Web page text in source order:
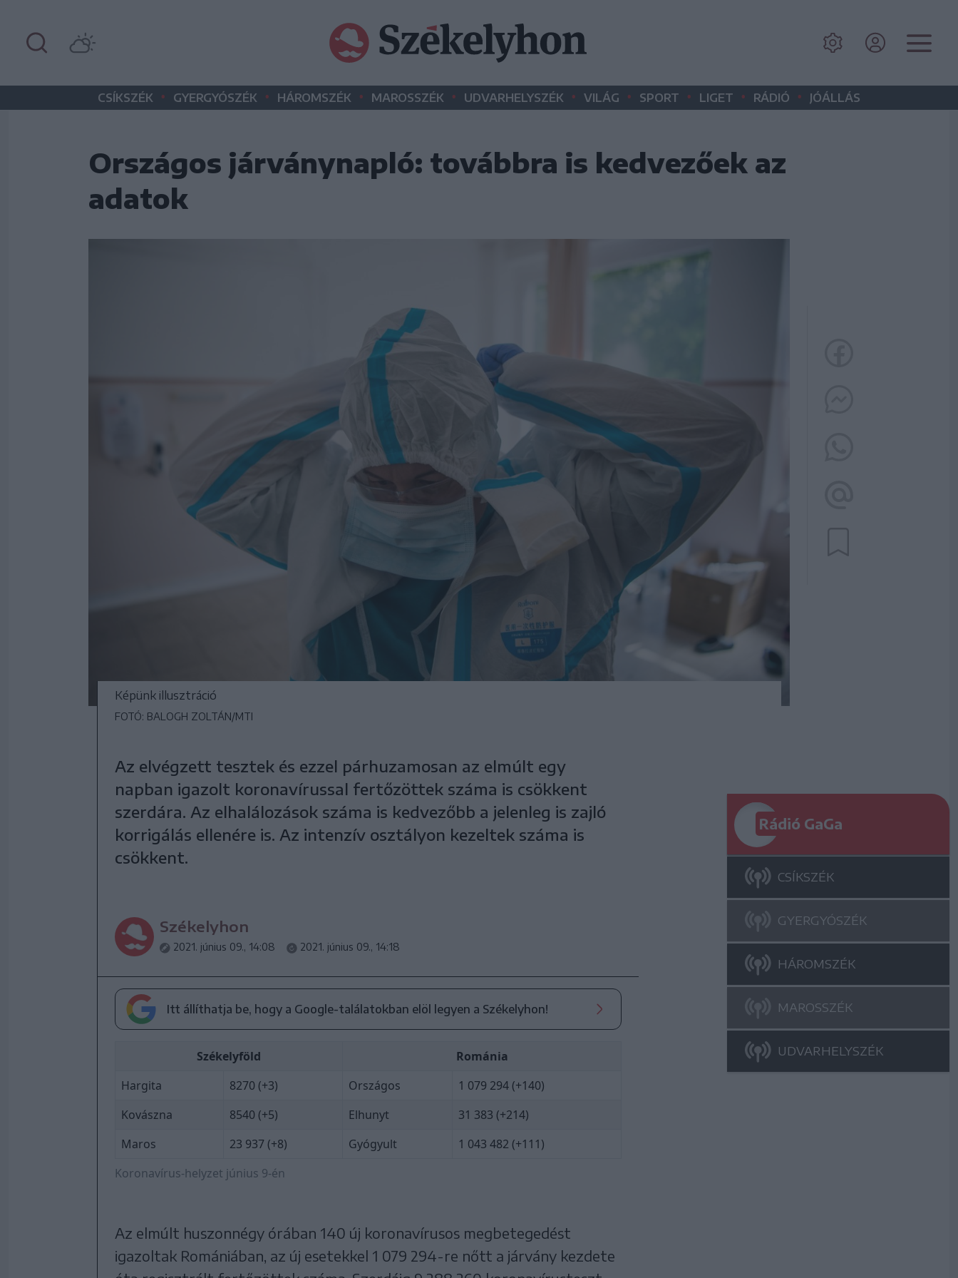
CSÍKSZÉK • GYERGYÓSZÉK • HÁROMSZÉK • MAROSSZÉK • UDVARHELYSZÉK • VILÁG • SPORT • LIGET • RÁDIÓ • JÓÁLLÁS
Országos járványnapló: továbbra is kedvezőek az
adatok
Képünk illusztráció
FOTÓ: BALOGH ZOLTÁN/MTI
Az elvégzett tesztek és ezzel párhuzamosan az elmúlt egy
napban igazolt koronavírussal fertőzöttek száma is csökkent
szerdára. Az elhalálozások száma is kedvezőbb a jelenleg is zajló
korrigálás ellenére is. Az intenzív osztályon kezeltek száma is
csökkent.
Székelyhon
2021. június 09., 14:08 2021. június 09., 14:18
Itt állíthatja be, hogy a Google-találatokban elöl legyen a Székelyhon!
Koronavírus-helyzet június 9-én
Székelyföld
Románia
Hargita
8270 (+3) Országos
1 079 294 (+140)
Kovászna
8540 (+5) Elhunyt
31 383 (+214)
Maros
23 937 (+8) Gyógyult 1 043 482 (+111)
Az elmúlt huszonnégy órában 140 új koronavírusos megbetegedést
igazoltak Romániában, az új esetekkel 1 079 294-re nőtt a járvány kezdete
Rádió GaGa
CSÍKSZÉK
GYERGYÓSZÉK
HÁROMSZÉK
MAROSSZÉK
UDVARHELYSZÉK